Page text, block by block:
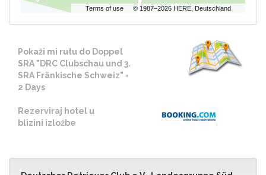
Terms of use © 1987–2026 HERE, Deutschland
Pokaži mi rutu do Doppel
SRA "DRC Clubschau und 3.
SRA Fränkische Schweiz" -
2 Days
Rezerviraj hotel u
blizini izložbe